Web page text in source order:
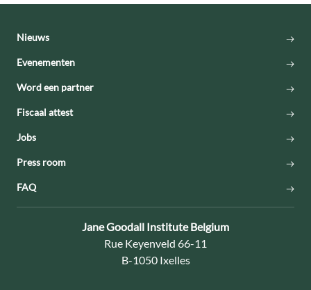
Nieuws
Evenementen
Word een partner
Fiscaal attest
Jobs
Press room
FAQ
Contact:
Jane Goodall Institute Belgium
Adres:
Rue Keyenveld 66-11
B-1050 Ixelles